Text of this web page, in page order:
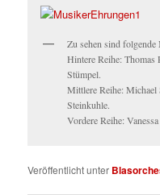
Zu sehen sind
Hintere Reihe: Thomas
Stümpel.
Mittlere Reihe: Michael
Steinkuhle.
Vordere Reihe:
Veröffentlicht unter